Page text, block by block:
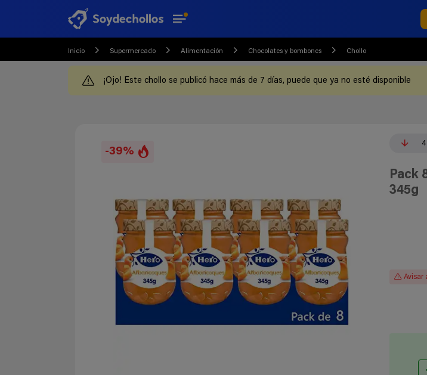
Inicio Supermercado Alimentación Chocolates y bombones Chollo
¡Ojo! Este chollo se publicó hace más de 7 días, puede que ya no esté disponible
-39%
4
Pack
345g
Avisar